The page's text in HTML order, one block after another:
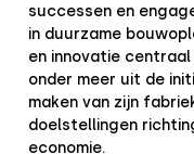
successen en
in duurzame
en innovatie
onder meer uit de
maken van zijn
doelstellingen
economie.